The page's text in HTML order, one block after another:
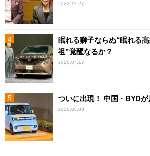
2023.12.27
眠れる獅子ならぬ“眠れる
祖”覚醒なるか？
2026.07.17
ついに出現！ 中国・BYD
2026.08.03